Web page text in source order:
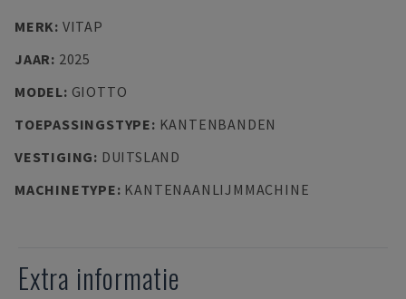
MERK: VITAP
JAAR: 2025
MODEL: GIOTTO
TOEPASSINGSTYPE: KANTENBANDEN
VESTIGING: DUITSLAND
MACHINETYPE: KANTENAANLIJMMACHINE
Extra informatie